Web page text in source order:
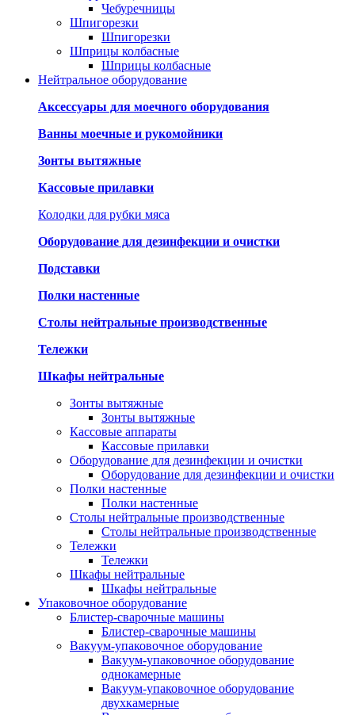
Чебуречницы
Шпигорезки
Шпигорезки
Шприцы колбасные
Шприцы колбасные
Нейтральное оборудование
Аксессуары для моечного оборудования
Ванны моечные и рукомойники
Зонты вытяжные
Кассовые прилавки
Колодки для рубки мяса
Оборудование для дезинфекции и очистки
Подставки
Полки настенные
Столы нейтральные производственные
Тележки
Шкафы нейтральные
Зонты вытяжные
Зонты вытяжные
Кассовые аппараты
Кассовые прилавки
Оборудование для дезинфекции и очистки
Оборудование для дезинфекции и очистки
Полки настенные
Полки настенные
Столы нейтральные производственные
Столы нейтральные производственные
Тележки
Тележки
Шкафы нейтральные
Шкафы нейтральные
Упаковочное оборудование
Блистер-сварочные машины
Блистер-сварочные машины
Вакуум-упаковочное оборудование
Вакуум-упаковочное оборудование
однокамерные
Вакуум-упаковочное оборудование
двухкамерные